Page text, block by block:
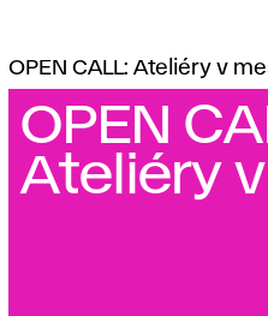
OPEN CALL: Ateliéry v
OPEN
Ateliéry